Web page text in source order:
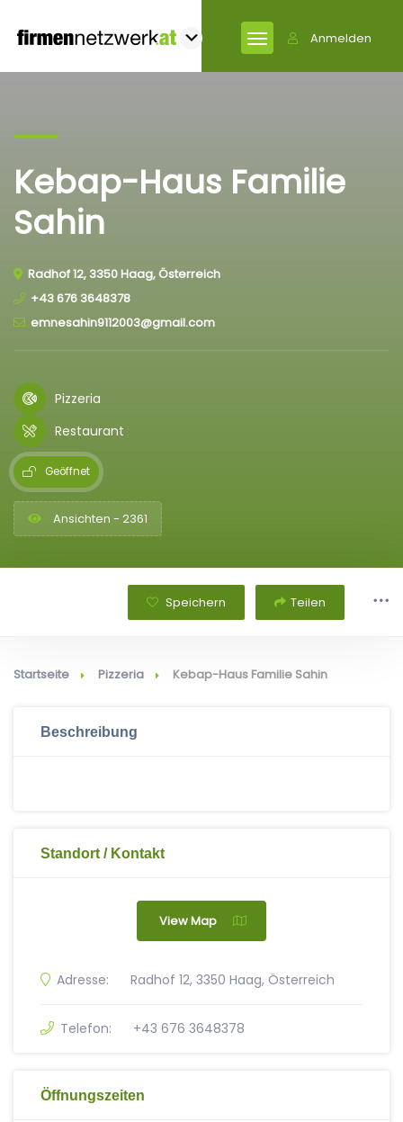
Anmelden
Kebap-Haus Familie
Sahin
Radhof 12, 3350 Haag, Österreich
+43 676 3648378
emnesahin9112003@gmail.com
Pizzeria
Restaurant
Geöffnet
Ansichten - 2361
Speichern Teilen
Startseite Pizzeria Kebap-Haus Familie Sahin
Beschreibung
Standort / Kontakt
View Map
Adresse: Radhof 12, 3350 Haag, Österreich
Telefon: +43 676 3648378
Öffnungszeiten